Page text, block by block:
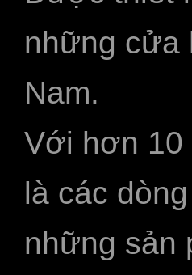
những cửa
Nam.
Với hơn 10
là các
những sản